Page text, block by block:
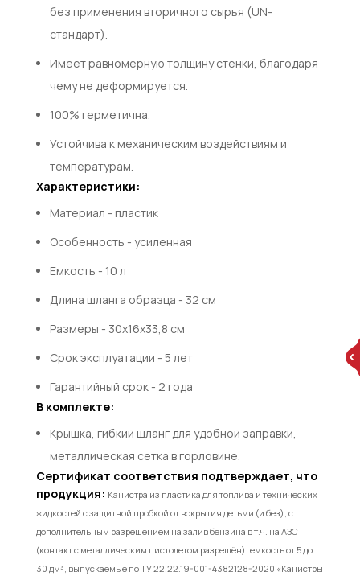
без применения вторичного сырья (UN-
стандарт).
Имеет равномерную толщину стенки, благодаря
чему не деформируется.
100% герметична.
Устойчива к механическим воздействиям и
температурам.
Характеристики:
Материал - пластик
Особенность - усиленная
Емкость - 10 л
Длина шланга образца - 32 см
Размеры - 30х16х33,8 см
Срок эксплуатации - 5 лет
Гарантийный срок - 2 года
В комплекте:
Крышка, гибкий шланг для удобной заправки,
металлическая сетка в горловине.
Сертификат соответствия подтверждает, что
продукция: Канистра из пластика для топлива и технических
жидкостей с защитной пробкой от вскрытия детьми (и без), с
дополнительным разрешением на залив бензина в т.ч. на АЗС
(контакт с металлическим пистолетом разрешён), емкость от 5 до
30 дм³, выпускаемые по ТУ 22.22.19-001-4382128-2020 «Канистры